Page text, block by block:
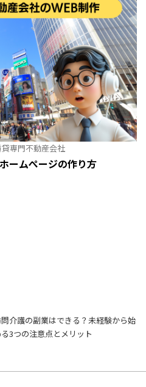
専門不動産会社
ームぺージの作り方
介護の副業はできる？未経験から始
3つの注意点とメリット